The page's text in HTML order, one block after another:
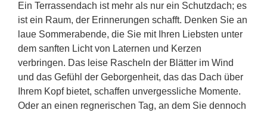
Ein Terrassendach ist mehr als nur ein Schutzdach; es
ist ein Raum, der Erinnerungen schafft. Denken Sie an
laue Sommerabende, die Sie mit Ihren Liebsten unter
dem sanften Licht von Laternen und Kerzen
verbringen. Das leise Rascheln der Blätter im Wind
und das Gefühl der Geborgenheit, das das Dach über
Ihrem Kopf bietet, schaffen unvergessliche Momente.
Oder an einen regnerischen Tag, an dem Sie dennoch